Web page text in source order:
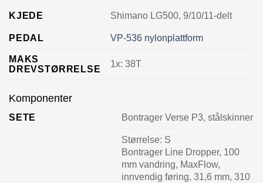
KJEDE Shimano LG500, 9/10/11-delt
PEDAL
VP-536 nylonplattform
MAKS
DREVSTØRRELSE
1x: 38T
Komponenter
SETE Bontrager Verse P3, stålskinner
Størrelse: S
Bontrager Line Dropper, 100
mm vandring, MaxFlow,
innvendig føring, 31,6 mm, 310